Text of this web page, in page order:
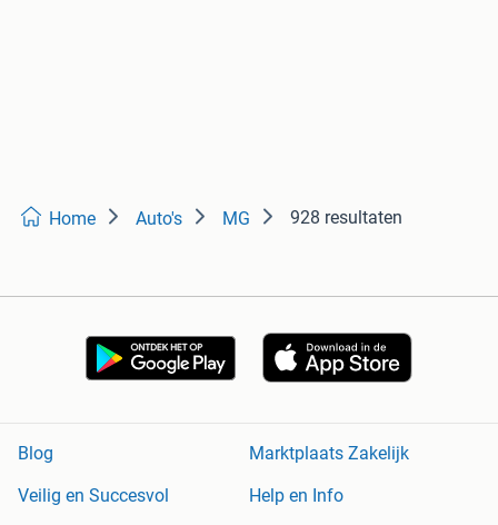
Home Auto's MG 928 resultaten
Blog
Marktplaats Zakelijk
Veilig en Succesvol
Help en Info